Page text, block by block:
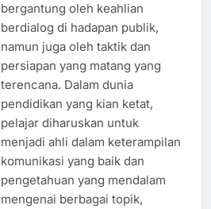
bergantung oleh keahlian
berdialog di hadapan publik,
namun juga oleh taktik dan
persiapan yang matang yang
terencana. Dalam dunia
pendidikan yang kian ketat,
pelajar diharuskan untuk
menjadi ahli dalam keterampilan
komunikasi yang baik dan
pengetahuan yang mendalam
mengenai berbagai topik,